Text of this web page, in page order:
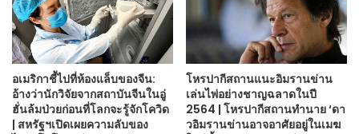
อเมริกาชี้ไปที่ห้องแล็บของจีน:
อ้างว่านักวิจัยจากสถาบันจีนในอู่
ฮั่นล้มป่วยก่อนที่โลกจะรู้จักโควิด
| สหรัฐฯเปิดเผยความลับของ
โหรปากีสถานแนะอิมรานข่าน
เล่นไพ่อย่างชาญฉลาดในปี
2564 | โหรปากีสถานทำนาย ‘ดา
วอิมรานข่านอาจอาศัยอยู่ในเมฆ